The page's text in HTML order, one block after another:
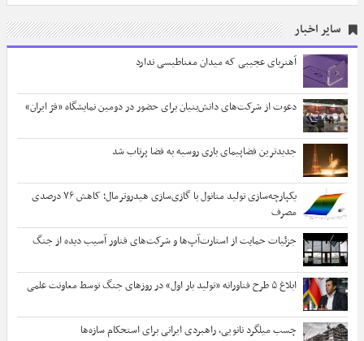
سایر اخبار
آهنربای عجیبی که میدان مغناطیسی ندارد
دعوت از شرکت‌های دانش‌بنیان برای حضور در دومین نمایشگاه «فرّ ایران»
جدیدترین فضاپیمای باری روسیه به فضا پرتاب شد
یکپارچه‌سازی تولید متانول با گازی‌سازی هیدروترمال؛ کاهش ۷۶ درصدی
مصرف
جزئیات حمایت از استارت‌آپ‌ها و شرکت‌های فناور آسیب دیده از جنگ
ابلاغ ۵ طرح فناورانه «تولید بار اول» در روزهای جنگ توسط معاونت علمی
چسب میلگرد نانویی، راهبردی ایرانی برای استحکام سازه‌ها